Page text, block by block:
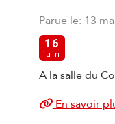
Parue le: 13
16
juin
A la salle du
En savoir